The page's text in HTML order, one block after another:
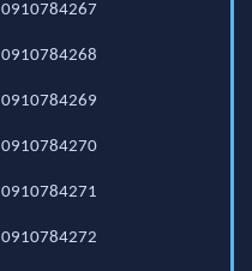
0910784267
0910784268
0910784269
0910784270
0910784271
0910784272